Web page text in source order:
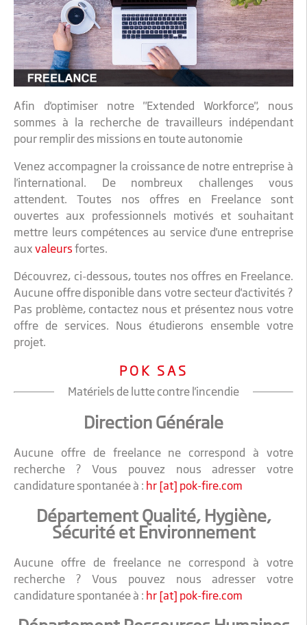
Afin d'optimiser notre "Extended Workforce", nous
sommes à la recherche de travailleurs indépendant
pour remplir des missions en toute autonomie
Venez accompagner la croissance de notre entreprise à
l'international. De nombreux challenges vous
attendent. Toutes nos offres en Freelance sont
ouvertes aux professionnels motivés et souhaitant
mettre leurs compétences au service d'une entreprise
aux valeurs fortes.
Découvrez, ci-dessous, toutes nos offres en Freelance.
Aucune offre disponible dans votre secteur d'activités ?
Pas problème, contactez nous et présentez nous votre
offre de services. Nous étudierons ensemble votre
projet.
POK SAS
Matériels de lutte contre l'incendie
Direction Générale
Aucune offre de freelance ne correspond à votre
recherche ? Vous pouvez nous adresser votre
candidature spontanée à : hr [at] pok-fire.com
Département Qualité, Hygiène,
Sécurité et Environnement
Aucune offre de freelance ne correspond à votre
recherche ? Vous pouvez nous adresser votre
candidature spontanée à : hr [at] pok-fire.com